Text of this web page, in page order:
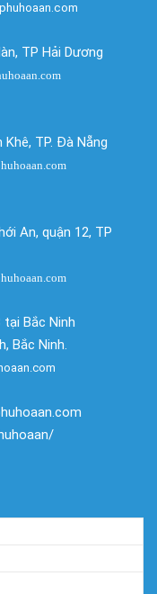
TP Hải Dương
Khê, TP. Đà Nẵng
An, quận 12, TP
tại Bắc Ninh
Bắc Ninh.